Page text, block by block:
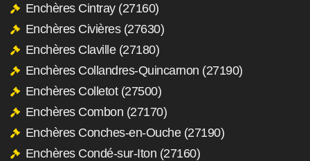
Enchères Cintray (27160)
Enchères Civières (27630)
Enchères Claville (27180)
Enchères Collandres-Quincarnon (27190)
Enchères Colletot (27500)
Enchères Combon (27170)
Enchères Conches-en-Ouche (27190)
Enchères Condé-sur-Iton (27160)